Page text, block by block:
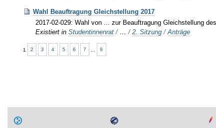
Wahl Beauftragung Gleichstellung 2017
2017-02-029: Wahl von ... zur Beauftragung Gleichstellung
Existiert in Studentinnenrat / …/2. Sitzung /Anträge
1 2 3 4 5 6 7 9